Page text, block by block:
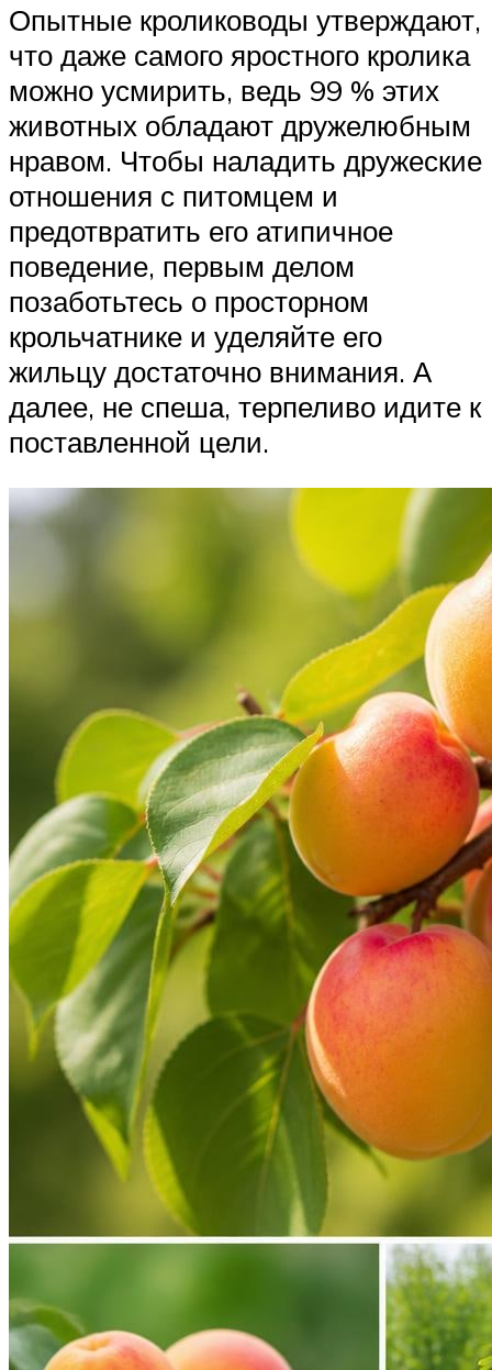
Опытные кролиководы утверждают,
что даже самого яростного кролика
можно усмирить, ведь 99 % этих
животных обладают дружелюбным
нравом. Чтобы наладить дружеские
отношения с питомцем и
предотвратить его атипичное
поведение, первым делом
позаботьтесь о просторном
крольчатнике и уделяйте его
жильцу достаточно внимания. А
далее, не спеша, терпеливо идите к
поставленной цели.